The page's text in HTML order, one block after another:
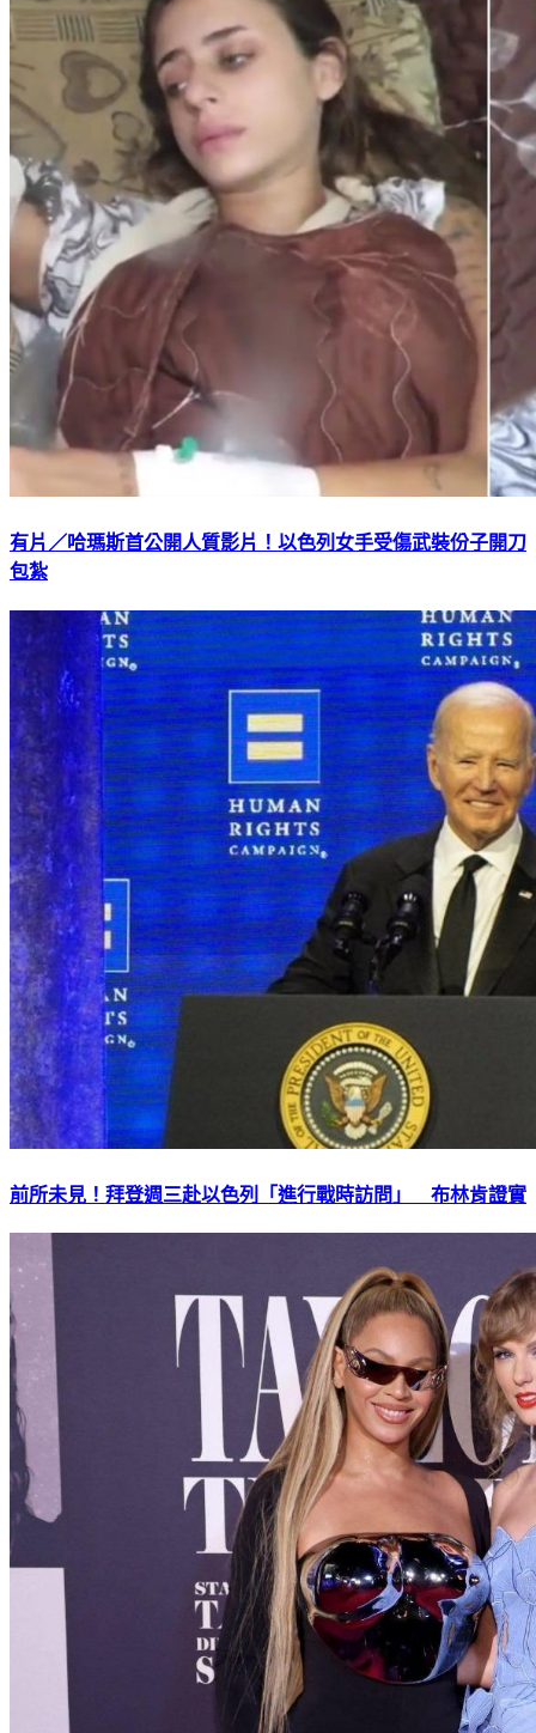
有片／哈瑪斯首公開人質影片！以色列女手受傷武裝份子開刀
包紮
前所未見！拜登週三赴以色列「進行戰時訪問」 布林肯證實